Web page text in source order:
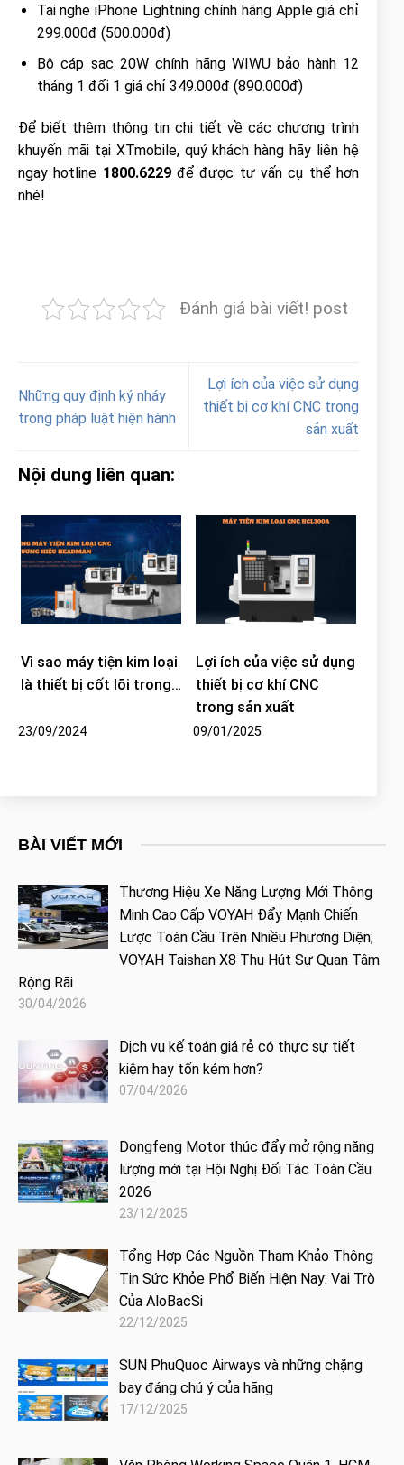
Tai nghe iPhone Lightning chính hãng Apple giá chỉ
299.000đ (500.000đ)
Bộ cáp sạc 20W chính hãng WIWU bảo hành 12
tháng 1 đổi 1 giá chỉ 349.000đ (890.000đ)
Để biết thêm thông tin chi tiết về các chương trình
khuyến mãi tại XTmobile, quý khách hàng hãy liên hệ
ngay hotline 1800.6229để được tư vấn cụ thể hơn
nhé!
Đánh giá bài viết! post
Những quy định ký nháy
trong pháp luật hiện hành
Lợi ích của việc sử dụng
thiết bị cơ khí CNC trong
sản xuất
Nội dung liên quan:
Vì sao máy tiện kim loại
là thiết bị cốt lõi trong…
23/09/2024
Lợi ích của việc sử dụng
thiết bị cơ khí CNC
trong sản xuất
09/01/2025
BÀI VIẾT MỚI
Thương Hiệu Xe Năng Lượng Mới Thông
Minh Cao Cấp VOYAH Đẩy Mạnh Chiến
Lược Toàn Cầu Trên Nhiều Phương Diện;
VOYAH Taishan X8 Thu Hút Sự Quan Tâm
Rộng Rãi
30/04/2026
Dịch vụ kế toán giá rẻ có thực sự tiết
kiệm hay tốn kém hơn?
07/04/2026
Dongfeng Motor thúc đẩy mở rộng năng
lượng mới tại Hội Nghị Đối Tác Toàn Cầu
2026
23/12/2025
Tổng Hợp Các Nguồn Tham Khảo Thông
Tin Sức Khỏe Phổ Biến Hiện Nay: Vai Trò
Của AloBacSi
22/12/2025
SUN PhuQuoc Airways và những chặng
bay đáng chú ý của hãng
17/12/2025